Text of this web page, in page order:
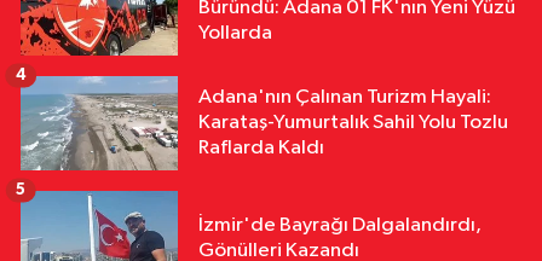
18:10Kar Maskeleriyle Araç Soyan
Büründü: Adana 01 FK'nın Yeni Yüzü
Yollarda
Adana'nın Çalınan Turizm Hayali:
Karataş-Yumurtalık Sahil Yolu Tozlu
Raflarda Kaldı
4
İzmir'de Bayrağı Dalgalandırdı,
Gönülleri Kazandı
5